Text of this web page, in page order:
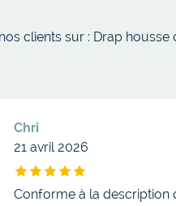
clients sur : Drap
Chri
21 avril 2026
Drap housse coton lavé
Conforme à la description